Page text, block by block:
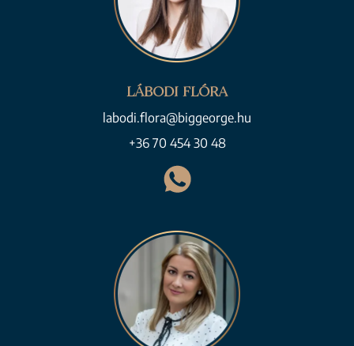
LÁBODI FLÓRA
labodi.flora@biggeorge.hu
+36 70 454 30 48